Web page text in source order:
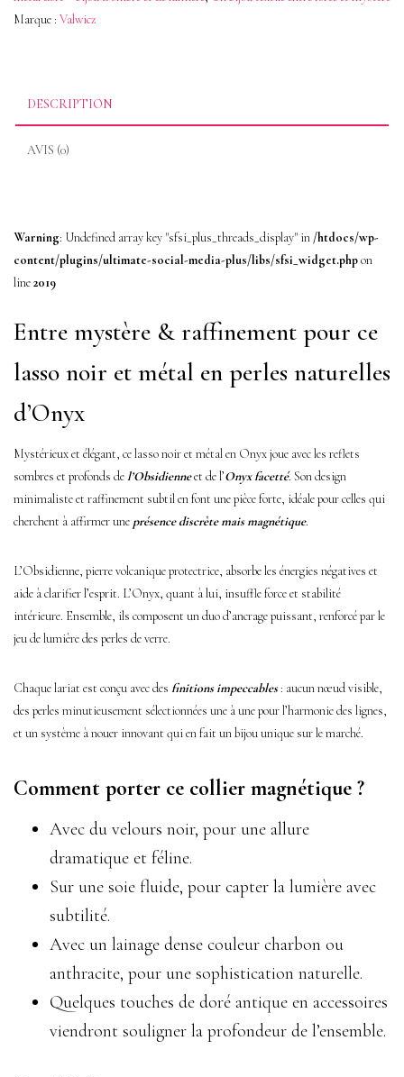
Bijou
Marque : Valwicz
DESCRIPTION
AVIS (0)
Warning: Undefined array key "sfsi_plus_threads_display" in /htdocs/wp-
content/plugins/ultimate-social-media-plus/libs/sfsi_widget.phpon
line2019
Entre mystère & raffinement pour ce
lasso noir et métal en perles naturelles
d’Onyx
Mystérieux et élégant, ce lasso noir et métal en Onyx joue avec les reflets
sombres et profonds del’Obsidienneet de l’Onyx facetté. Son design
minimaliste et raffinement subtil en font une pièce forte, idéale pour celles qui
cherchent à affirmer une présence discrète mais magnétique.
L’Obsidienne, pierre volcanique protectrice, absorbe les énergies négatives et
aide à clarifier l’esprit. L’Onyx, quant à lui, insuffle force et stabilité
intérieure. Ensemble, ils composent un duo d’ancrage puissant, renforcé par le
jeu de lumière des perles de verre.
Chaque lariat est conçu avec des finitions impeccables : aucun nœud visible,
des perles minutieusement sélectionnées une à une pour l’harmonie des lignes,
et un système à nouer innovant qui en fait un bijou unique sur le marché.
Comment porter ce collier magnétique ?
Avec du velours noir, pour une allure
dramatique et féline.
Sur une soie fluide, pour capter la lumière avec
subtilité.
Avec un lainage dense couleur charbon ou
anthracite, pour une sophistication naturelle.
Quelques touches de doré antique en accessoires
viendront souligner la profondeur de l’ensemble.